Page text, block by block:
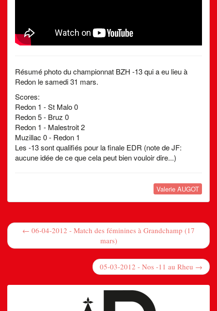
Résumé photo du championnat BZH -13 qui a eu lieu à
Redon le samedi 31 mars.
Scores:
Redon 1 - St Malo 0
Redon 5 - Bruz 0
Redon 1 - Malestroit 2
Muzillac 0 - Redon 1
Les -13 sont qualifiés pour la finale EDR (note de JF:
aucune idée de ce que cela peut bien vouloir dire...)
Valerie AUGOT
← 06-04-2012 - Match des féminines à Grandchamp (17
mars)
05-03-2012 - Nos -11 au Rheu →